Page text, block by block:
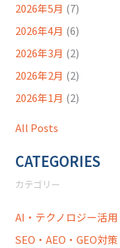
2026年5月 (7)
2026年4月 (6)
2026年3月 (2)
2026年2月 (2)
2026年1月 (2)
All Posts
CATEGORIES
カテゴリー
AI・テクノロジー活用
SEO・AEO・GEO対策